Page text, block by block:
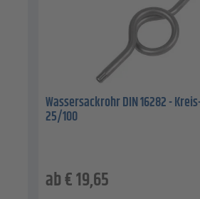
Wassersackrohr DIN 16282 -
25/100
ab€19,65